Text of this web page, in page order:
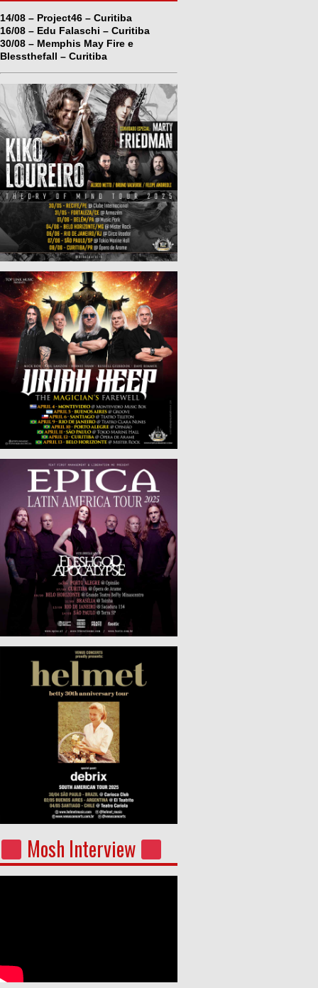
14/08 – Project46 – Curitiba
16/08 – Edu Falaschi – Curitiba
30/08 – Memphis May Fire e
Blessthefall – Curitiba
Mosh Interview